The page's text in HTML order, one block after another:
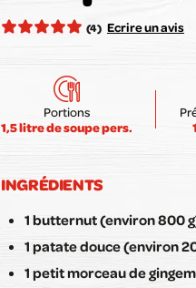
(4) Ecrire un avis
Portions
1,5 litre de soupe pers.
INGRÉDIENTS
1 butternut (environ 800
1 patate douce (environ
1 petit morceau de